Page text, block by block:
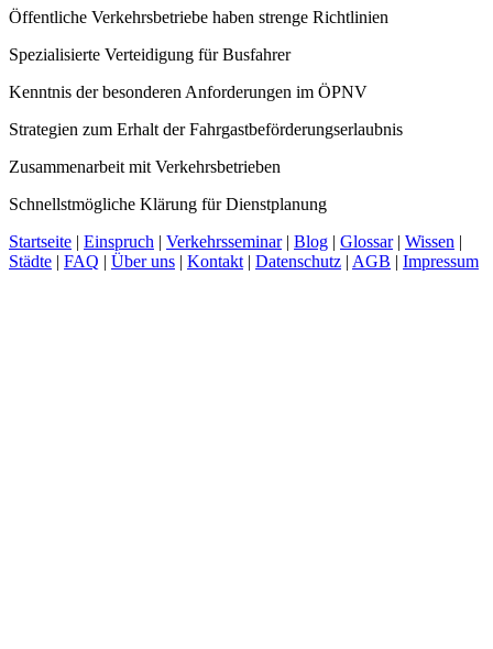
Öffentliche Verkehrsbetriebe haben strenge Richtlinien
Spezialisierte Verteidigung für Busfahrer
Kenntnis der besonderen Anforderungen im ÖPNV
Strategien zum Erhalt der Fahrgastbeförderungserlaubnis
Zusammenarbeit mit Verkehrsbetrieben
Schnellstmögliche Klärung für Dienstplanung
Startseite | Einspruch | Verkehrsseminar| Blog | Glossar| Wissen |
Städte | FAQ | Über uns | Kontakt | Datenschutz | AGB | Impressum